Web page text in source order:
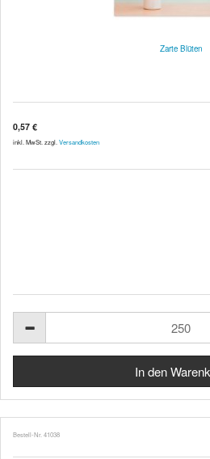
Zarte Blüten
0,57 €
inkl. MwSt. zzgl. Versandkosten
Bestell-Nr. 41038